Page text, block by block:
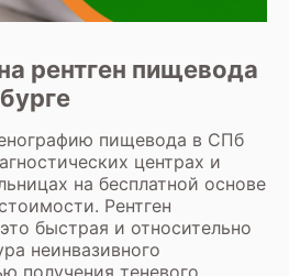
рентген пищевода
пищевода в СПб
центрах и
на бесплатной основе
Рентген
быстрая и относительно
неинвазивного